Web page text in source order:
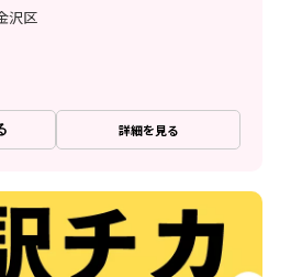
沢区
詳細を見る